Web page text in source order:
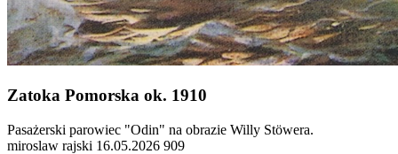
Zatoka Pomorska ok. 1910
Pasażerski parowiec "Odin" na obrazie Willy Stöwera.
miroslaw rajski 16.05.2026 909